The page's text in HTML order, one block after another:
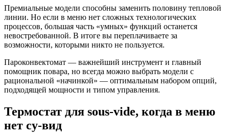
Премиальные модели способны заменить половину тепловой
линии. Но если в меню нет сложных технологических
процессов, большая часть «умных» функций останется
невостребованной. В итоге вы переплачиваете за
возможности, которыми никто не пользуется.
Пароконвектомат — важнейший инструмент и главный
помощник повара, но всегда можно выбрать модели с
рациональной «начинкой» — оптимальным набором опций,
подходящей мощности и типом управления.
Термостат для sous-vide, когда в меню
нет су-вид